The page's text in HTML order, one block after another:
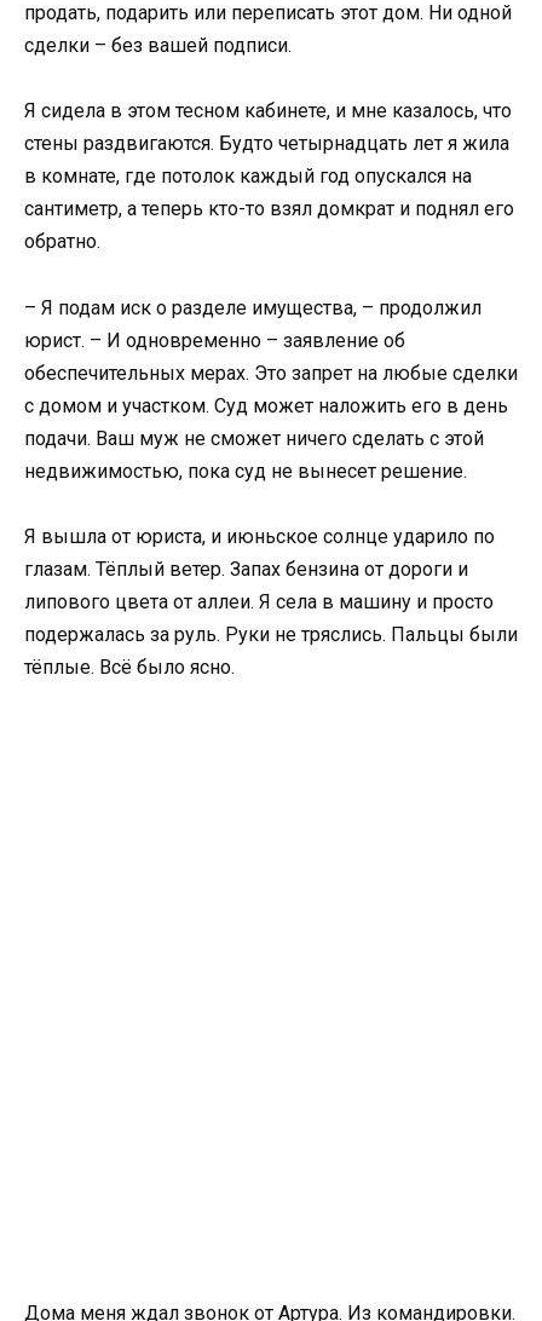
продать, подарить или переписать этот дом. Ни одной
сделки – без вашей подписи.
Я сидела в этом тесном кабинете, и мне казалось, что
стены раздвигаются. Будто четырнадцать лет я жила
в комнате, где потолок каждый год опускался на
сантиметр, а теперь кто-то взял домкрат и поднял его
обратно.
– Я подам иск о разделе имущества, – продолжил
юрист. – И одновременно – заявление об
обеспечительных мерах. Это запрет на любые сделки
с домом и участком. Суд может наложить его в день
подачи. Ваш муж не сможет ничего сделать с этой
недвижимостью, пока суд не вынесет решение.
Я вышла от юриста, и июньское солнце ударило по
глазам. Тёплый ветер. Запах бензина от дороги и
липового цвета от аллеи. Я села в машину и просто
подержалась за руль. Руки не тряслись. Пальцы были
тёплые. Всё было ясно.
Дома меня ждал звонок от Артура. Из командировки.